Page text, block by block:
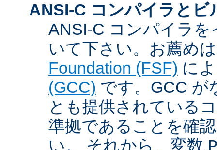
ANSI-C コンパイラとビ
ANSI-C コンパイラ
いて下さい。お薦め
Foundation (FSF) に
(GCC) です。GCC が
とも提供されている
準拠であることを確
い。 それから、変数